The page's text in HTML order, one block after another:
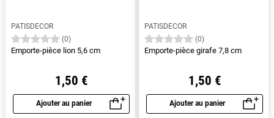
PATISDECOR
(0)
Emporte-pièce lion 5,6 cm
1,50 €
Ajouter au panier
Aperçu rapide
PATISDECOR
(0)
Emporte-pièce girafe 7,8 cm
1,50 €
Ajouter au panier
Aperçu rapide